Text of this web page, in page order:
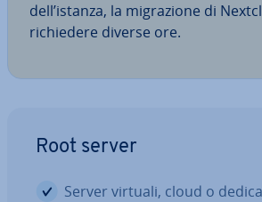
dell’istanza, la mi­gra­zio­ne di
ri­chie­de­re diverse ore.
Root server
Server virtuali, cloud o